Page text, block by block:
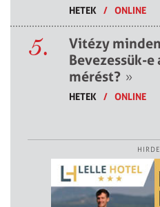
HETEK / ONLINE
5.
Vitézy
Bevezessük-e
mérést? »
HETEK / ONLINE